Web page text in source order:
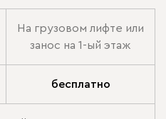
На грузовом лифте или
занос на 1-ый этаж
бесплатно